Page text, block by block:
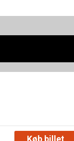
Køb billet